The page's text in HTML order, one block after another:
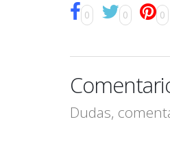
0 0 0
Dudas,